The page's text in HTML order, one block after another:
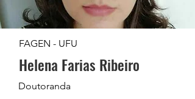
FAGEN - UFU
Helena Farias Ribeiro
Doutoranda